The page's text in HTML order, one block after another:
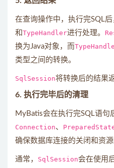
在查询操作中，执行完SQL
和TypeHandler进行处理。
换为Java对象，而
类型之间的转换。
SqlSession将转换后的结果
6. 执行完毕后的清理
MyBatis会在执行完SQL语句
Connection、
确保数据库连接的关闭和资源
通常， SqlSession会在使用